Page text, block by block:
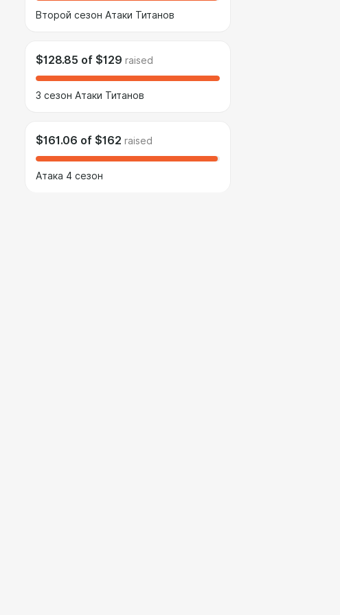
Второй сезон Атаки Титанов
$128.85 of $129 raised
3 сезон Атаки Титанов
$161.06 of $162 raised
Атака 4 сезон